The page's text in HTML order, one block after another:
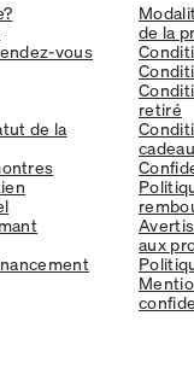
vous
de la
de la
retiré
cadeau
aux